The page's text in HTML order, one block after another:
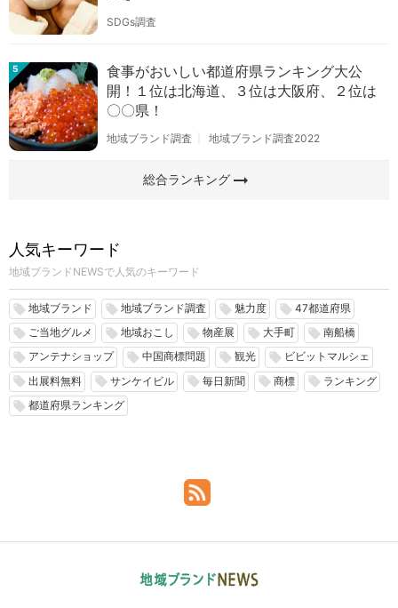
SDGs調査
5
食事がおいしい都道府県ランキング大公
開！１位は北海道、３位は大阪府、２位は
〇〇県！
地域ブランド調査 地域ブランド調査2022
総合ランキングarrow_right_alt
人気キーワード
地域ブランドNEWSで人気のキーワード
local_offer 地域ブランド local_offer 地域ブランド調査 local_offer 魅力度 local_offer 47都道府県
local_offer ご当地グルメ local_offer 地域おこし local_offer 物産展 local_offer 大手町 local_offer 南船橋
local_offer アンテナショップ local_offer 中国商標問題 local_offer 観光 local_offer ビビットマルシェ
local_offer 出展料無料 local_offer サンケイビル local_offer 毎日新聞 local_offer 商標 local_offer ランキング
local_offer 都道府県ランキング